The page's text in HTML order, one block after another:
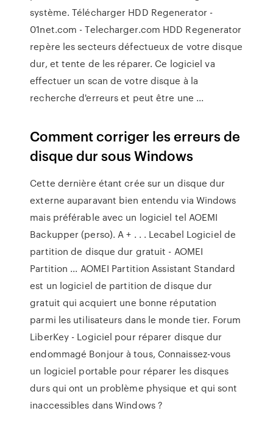
système. Télécharger HDD Regenerator -
01net.com - Telecharger.com HDD Regenerator
repère les secteurs défectueux de votre disque
dur, et tente de les réparer. Ce logiciel va
effectuer un scan de votre disque à la
recherche d'erreurs et peut être une ...
Comment corriger les erreurs de
disque dur sous Windows
Cette dernière étant crée sur un disque dur
externe auparavant bien entendu via Windows
mais préférable avec un logiciel tel AOEMI
Backupper (perso). A + . . . Lecabel Logiciel de
partition de disque dur gratuit - AOMEI
Partition ... AOMEI Partition Assistant Standard
est un logiciel de partition de disque dur
gratuit qui acquiert une bonne réputation
parmi les utilisateurs dans le monde tier. Forum
LiberKey - Logiciel pour réparer disque dur
endommagé Bonjour à tous, Connaissez-vous
un logiciel portable pour réparer les disques
durs qui ont un problème physique et qui sont
inaccessibles dans Windows ?